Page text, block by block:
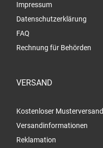
Impressum
Datenschutzerklärung
FAQ
Rechnung für Behörden
VERSAND
Kostenloser Musterversand
Versandinformationen
Reklamation